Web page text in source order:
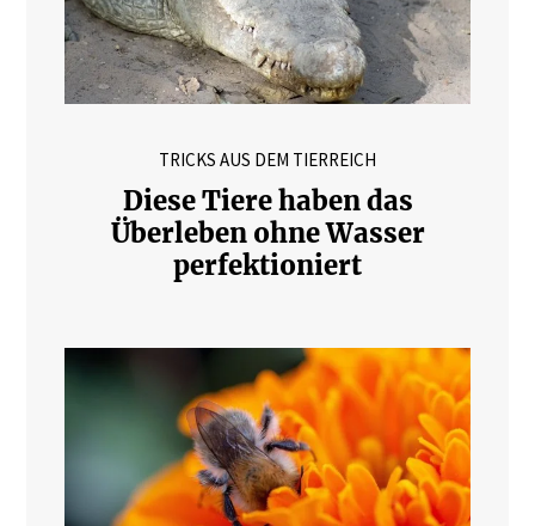
TRICKS AUS DEM TIERREICH
Diese Tiere haben das
Überleben ohne Wasser
perfektioniert